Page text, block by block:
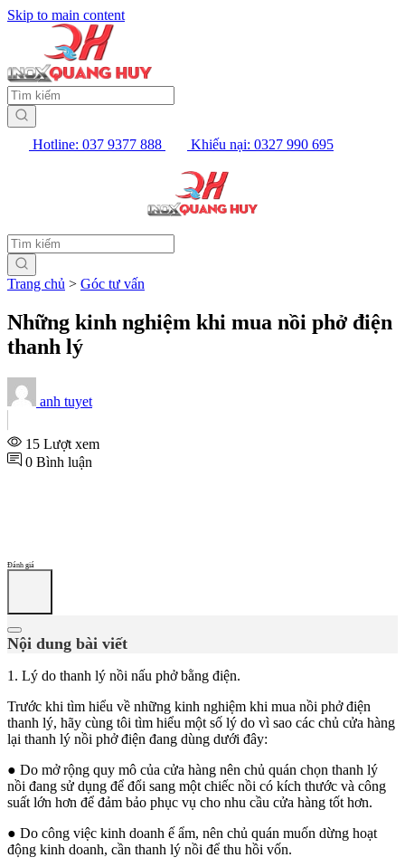
Skip to main content
Hotline: 037 9377 888 Khiếu nại: 0327 990 695
Trang chủ > Góc tư vấn
Những kinh nghiệm khi mua nồi phở điện
thanh lý
anh tuyet
15 Lượt xem
0 Bình luận
Đánh giá
Nội dung bài viết
1. Lý do thanh lý nồi nấu phở bằng điện.
Trước khi tìm hiểu về những kinh nghiệm khi mua nồi phở điện
thanh lý, hãy cùng tôi tìm hiểu một số lý do vì sao các chủ cửa hàng
lại thanh lý nồi phở điện đang dùng dưới đây:
● Do mở rộng quy mô của cửa hàng nên chủ quán chọn thanh lý
nồi đang sử dụng để đổi sang một chiếc nồi có kích thước và công
suất lớn hơn để đảm bảo phục vụ cho nhu cầu cửa hàng tốt hơn.
● Do công việc kinh doanh ế ẩm, nên chủ quán muốn dừng hoạt
động kinh doanh, cần thanh lý nồi để thu hồi vốn.